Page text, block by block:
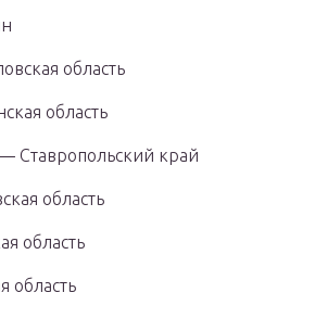
область
область
Ставропольский край
область
область
область